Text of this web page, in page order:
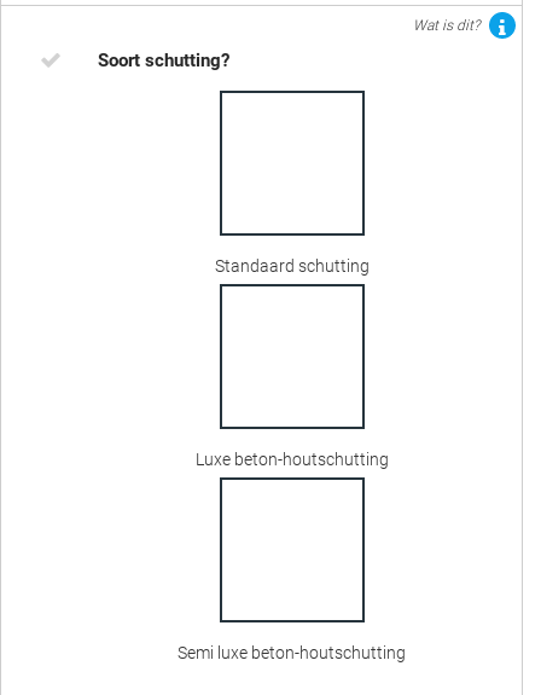
Wat is dit?
Soort schutting?
Standaard schutting
Luxe beton-houtschutting
Semi luxe beton-houtschutting